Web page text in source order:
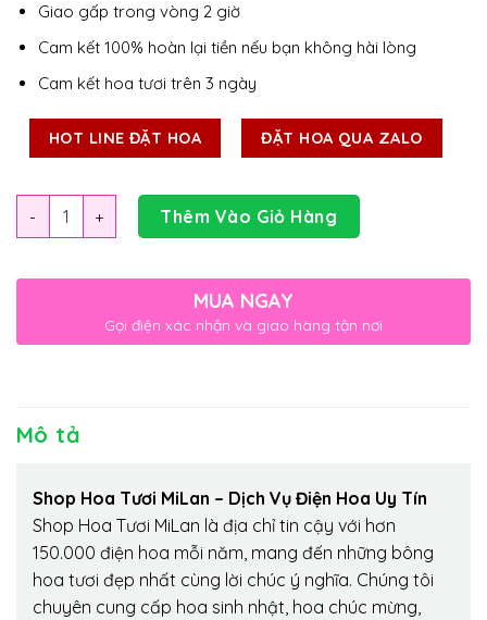
Giao gấp trong vòng 2 giờ
Cam kết 100% hoàn lại tiền nếu bạn không hài lòng
Cam kết hoa tươi trên 3 ngày
HOT LINE ĐẶT HOA ĐẶT HOA QUA ZALO
Số lượng Thêm Vào Giỏ Hàng
MUA NGAY
Gọi điện xác nhận và giao hàng tận nơi
Mô tả
Shop Hoa Tươi MiLan – Dịch Vụ Điện Hoa Uy Tín
Shop Hoa Tươi MiLan là địa chỉ tin cậy với hơn
150.000 điện hoa mỗi năm, mang đến những bông
hoa tươi đẹp nhất cùng lời chúc ý nghĩa. Chúng tôi
chuyên cung cấp hoa sinh nhật, hoa chúc mừng,